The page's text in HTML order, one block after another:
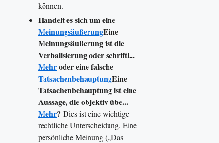
können.
Handelt es sich um eine
MeinungsäußerungEine
Meinungsäußerung ist die
Verbalisierung oder schriftl...
Mehroder eine falsche
TatsachenbehauptungEine
Tatsachenbehauptung ist eine
Aussage, die objektiv übe...
Mehr? Dies ist eine wichtige
rechtliche Unterscheidung. Eine
persönliche Meinung („Das